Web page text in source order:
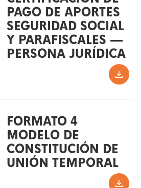
PAGO DE APORTES
SEGURIDAD SOCIAL
Y PARAFISCALES —
PERSONA JURÍDICA
FORMATO 4
MODELO DE
CONSTITUCIÓN DE
UNIÓN TEMPORAL